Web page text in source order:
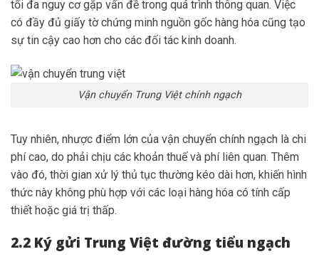
tối đa nguy cơ gặp vấn đề trong quá trình thông quan. Việc
có đầy đủ giấy tờ chứng minh nguồn gốc hàng hóa cũng tạo
sự tin cậy cao hơn cho các đối tác kinh doanh.
Vận chuyển Trung Việt chính ngạch
Tuy nhiên, nhược điểm lớn của vận chuyển chính ngạch là chi
phí cao, do phải chịu các khoản thuế và phí liên quan. Thêm
vào đó, thời gian xử lý thủ tục thường kéo dài hơn, khiến hình
thức này không phù hợp với các loại hàng hóa có tính cấp
thiết hoặc giá trị thấp.
2.2 Ký gửi Trung Việt đường tiểu ngạch